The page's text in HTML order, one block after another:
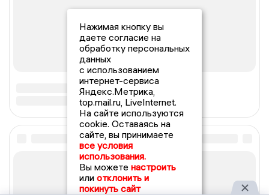
Нажимая кнопку вы
даете согласие на
обработку персональных
данных
с использованием
интернет-сервиса
Яндекс.Метрика,
top.mail.ru, LiveInternet.
На сайте используются
cookie. Оставаясь на
сайте, вы принимаете
все условия
использования.
Вы можете настроить
или отклонить и
покинуть сайт